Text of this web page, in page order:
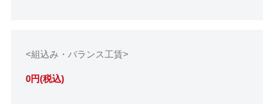
<組込み・バランス工賃>
0円(税込)